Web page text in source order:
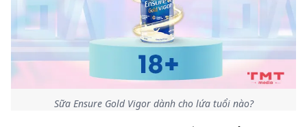
Sữa Ensure Gold Vigor dành cho lứa tuổi nào?